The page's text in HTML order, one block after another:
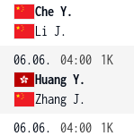
Che Y.
Li J.
06.06.
04:00
1K
Huang Y.
Zhang J.
06.06.
04:00
1K